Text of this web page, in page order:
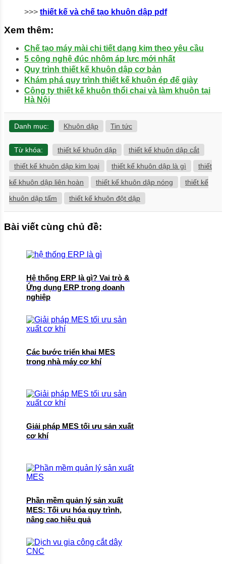
>>> thiết kế và chế tạo khuôn dập pdf
Xem thêm:
Chế tạo máy mài chi tiết dạng kim theo yêu cầu
5 công nghệ đúc nhôm áp lực mới nhất
Quy trình thiết kế khuôn dập cơ bản
Khám phá quy trình thiết kế khuôn ép đế giày
Công ty thiết kế khuôn thổi chai và làm khuôn tại
Hà Nội
Danh mục: Khuôn dập Tin tức
Từ khóa: thiết kế khuôn dập
thiết kế khuôn dập cắt
thiết kế khuôn dập kim loại
thiết kế khuôn dập là gì
thiết
kế khuôn dập liên hoàn
thiết kế khuôn dập nóng
thiết kế
khuôn dập tấm
thiết kế khuôn đột dập
Bài viết cùng chủ đề:
Hệ thống ERP là gì? Vai trò &
Ứng dụng ERP trong doanh
nghiệp
Các bước triển khai MES
trong nhà máy cơ khí
Giải pháp MES tối ưu sản xuất
cơ khí
Phần mềm quản lý sản xuất
MES: Tối ưu hóa quy trình,
nâng cao hiệu quả